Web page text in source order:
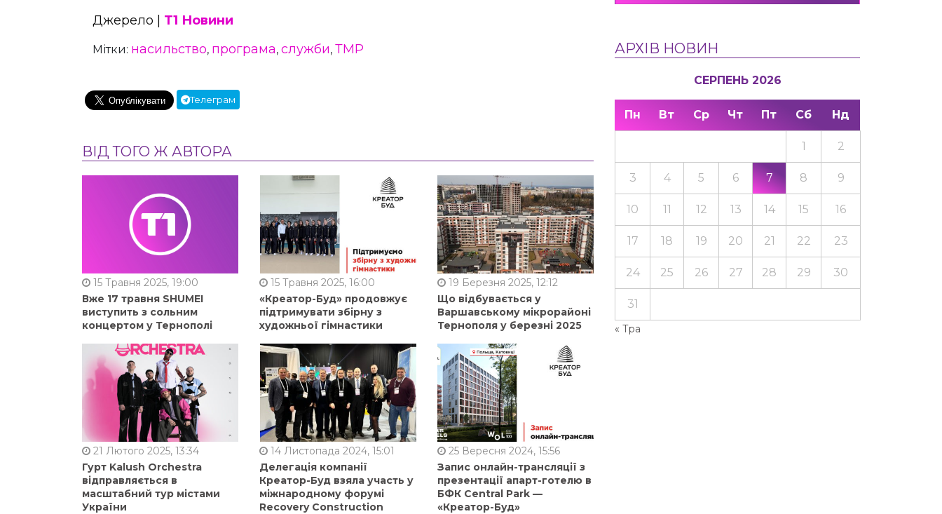
Джерело | Т1 Новини
Мітки: насильство, програма, служби, ТМР
Телеграм
ВІД ТОГО Ж АВТОРА
15 Травня 2025, 19:00
Вже 17 травня SHUMEI
виступить з сольним
концертом у Тернополі
15 Травня 2025, 16:00
«Креатор-Буд» продовжує
підтримувати збірну з
художньої гімнастики
19 Березня 2025, 12:12
Що відбувається у
Варшавському мікрорайоні
Тернополя у березні 2025
21 Лютого 2025, 13:34
Гурт Kalush Orchestra
відправляється в
масштабний тур містами
України
14 Листопада 2024, 15:01
Делегація компанії
Креатор-Буд взяла участь у
міжнародному форумі
Recovery Construction
25 Вересня 2024, 15:56
Запис онлайн-трансляції з
презентації апарт-готелю в
БФК Central Park —
«Креатор-Буд»
АРХІВ НОВИН
СЕРПЕНЬ 2026
Пн Вт Ср Чт Пт Сб Нд
« Тра
1 2
3 4 5 6 7 8 9
10 11 12 13 14 15 16
17 18 19 20 21 22 23
24 25 26 27 28 29 30
31